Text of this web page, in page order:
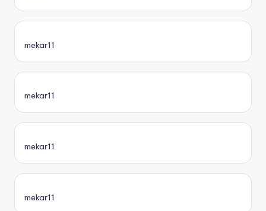
mekar11
mekar11
mekar11
mekar11